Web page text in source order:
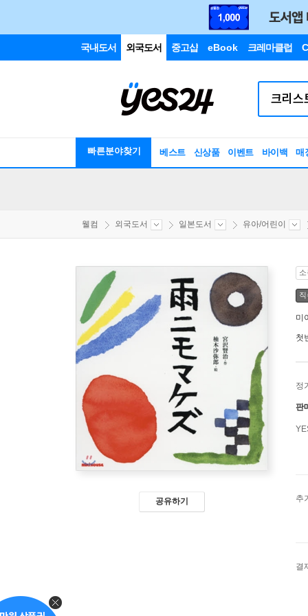
국내도서 외국도서 중고샵 eBook 크레마클럽
빠른분야찾기 베스트 신상품 이벤트 바이백 매
웰컴 외국도서 일본도서 유아/어린이
공유하기
미
첫
정
판
추
결